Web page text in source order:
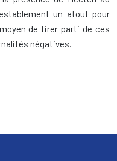
un atout pour
de tirer parti de ces
négatives.